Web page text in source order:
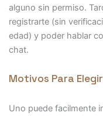
alguno sin permiso.
registrarte (sin
edad) y poder hablar
chat.
Motivos Para
Uno puede facilmente